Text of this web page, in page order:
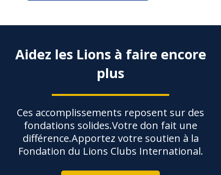
Aidez les Lions à faire encore
plus
Ces accomplissements reposent sur des
fondations solides.Votre don fait une
différence.Apportez votre soutien à la
Fondation du Lions Clubs International.